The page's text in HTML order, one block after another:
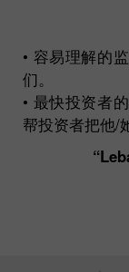
• 容易理解的
们。
• 最快投资者
帮投资者把他/